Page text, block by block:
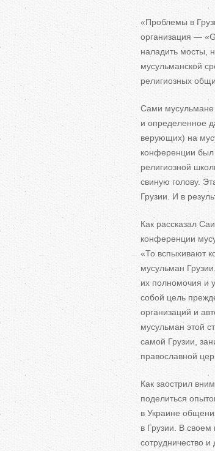
«Проблемы в
организация — «
наладить мосты,
мусульманской
религиозных
Сами мусульмане
и определенное
верующих) на
конференции был
религиозной
свиную голову.
Грузии. И в
Как рассказал
конференции
«То вспыхивают
мусульман
их полномочия и
собой цель
организаций и
мусульман этой
самой Грузии,
православной
Как заострил
поделиться
в Украине
в Грузии. В своем
сотрудничество и